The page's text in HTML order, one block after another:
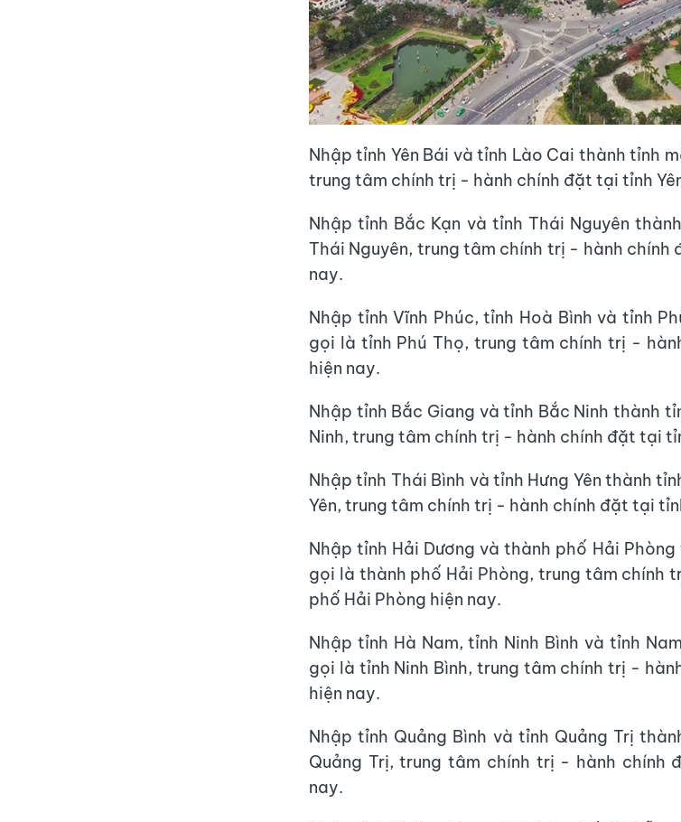
Nhập tỉnh Yên Bái và tỉnh Lào Cai thành tỉnh
trung tâm chính trị - hành chính đặt tại tỉnh
Nhập tỉnh Bắc Kạn và tỉnh Thái Nguyên
Thái Nguyên, trung tâm chính trị - hành chính
nay.
Nhập tỉnh Vĩnh Phúc, tỉnh Hoà Bình và tỉnh
gọi là tỉnh Phú Thọ, trung tâm chính trị -
hiện nay.
Nhập tỉnh Bắc Giang và tỉnh Bắc Ninh thành
Ninh, trung tâm chính trị - hành chính đặt tại
Nhập tỉnh Thái Bình và tỉnh Hưng Yên thành
Yên, trung tâm chính trị - hành chính đặt tại
Nhập tỉnh Hải Dương và thành phố Hải
gọi là thành phố Hải Phòng, trung tâm chính
phố Hải Phòng hiện nay.
Nhập tỉnh Hà Nam, tỉnh Ninh Bình và tỉnh
gọi là tỉnh Ninh Bình, trung tâm chính trị -
hiện nay.
Nhập tỉnh Quảng Bình và tỉnh Quảng Trị
Quảng Trị, trung tâm chính trị - hành chính
nay.